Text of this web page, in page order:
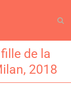
de la
2018